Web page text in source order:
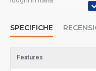
SPECIFICHE
Features